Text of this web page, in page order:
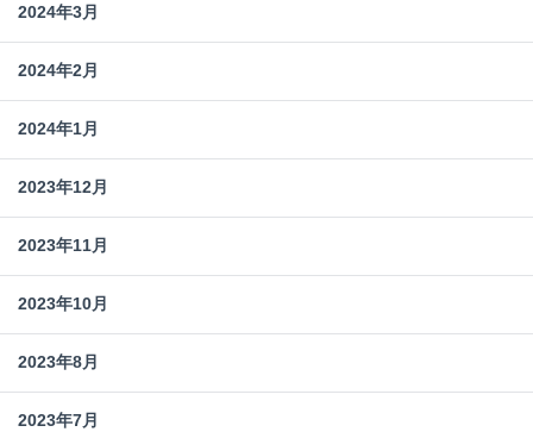
2024年3月
2024年2月
2024年1月
2023年12月
2023年11月
2023年10月
2023年8月
2023年7月